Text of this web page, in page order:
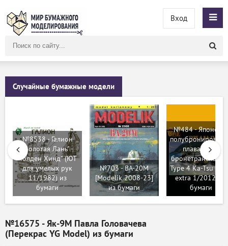
сайту
Вход
Случайные бумажные модели
№8538 - Галион
"Золотая Лань" -
"Голден Хинд" (ЮТ
для умелых рук
11/1982) из
бумаги
№703 - BA-20M
[Modelik 2008-23]
из бумаги
№484 -
плавающий
Type 4 Ka-Tsu
extra 1/2012) из
бумаги
№16575 - Як-9М Павла Головачева
(Перекрас YG Model) из бумаги